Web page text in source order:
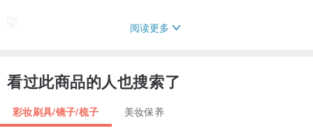
阅读更多
看过此商品的人也搜索了
彩妆刷具/镜子/梳子 美妆保养